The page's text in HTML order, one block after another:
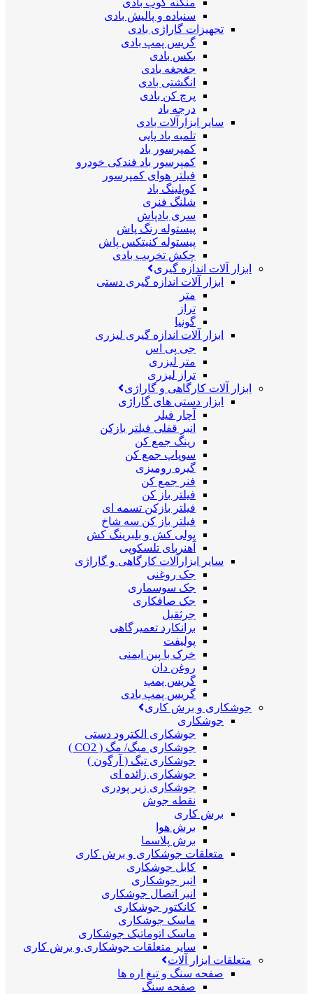
منگنه کوب بادی
سنباده و پالیش بادی
تجهیزات گاراژی بادی
گریس پمپ بادی
بکس بادی
جغجغه بادی
انگشتی بادی
پرچ کن بادی
درجه باد
سایر ابزارآلات بادی
تلمبه باد پایی
کمپرسور باد
کمپرسور باد فندکی خودرو
فیلتر هوای کمپرسور
کوپلینگ باد
شلنگ فنری
سری بادپاش
پیستوله رنگ پاش
پیستوله کنیتکس پاش
چکش تخریب بادی
ابزار آلات اندازه گیری
ابزار آلات اندازه گیری دستی
متر
تراز
گونیا
ابزار آلات اندازه گیری لیزری
جی پی اس
متر لیزری
تراز لیزری
ابزار آلات کارگاهی و گاراژی
ابزار دستی های گاراژی
آچار فیلر
انبر قفلی فیلتر بازکن
رینگ جمع کن
سوپاپ جمع کن
گیره رومیزی
فنر جمع کن
فیلتر باز کن
فیلتر بازکن تسمه ای
فیلتر باز کن سه شاخ
پولی کش و بلبرینگ کش
آهنربای تلسکوپی
سایر ابزارآلات کارگاهی و گاراژی
جک روغنی
جک سوسماری
جک صافکاری
جرثقیل
برانکارد تعمیرگاهی
پولیفت
خرک با پین ایمنی
روغن دان
گریس پمپ
گریس پمپ بادی
جوشکاری و برش کاری
جوشکاری
جوشکاری الکترود دستی
جوشکاری میگ/ مگ ( CO2 )
جوشکاری تیگ ( آرگون )
جوشکاری زائده ای
جوشکاری زیر پودری
نقطه جوش
برش کاری
برش هوا
برش پلاسما
متعلقات جوشکاری و برش کاری
کابل جوشکاری
انبر جوشکاری
انبر اتصال جوشکاری
کانکتور جوشکاری
ماسک جوشکاری
ماسک اتوماتیک جوشکاری
سایر متعلقات جوشکاری و برش کاری
متعلقات ابزار آلات
صفحه سنگ و تیغ اره ها
صفحه سنگ